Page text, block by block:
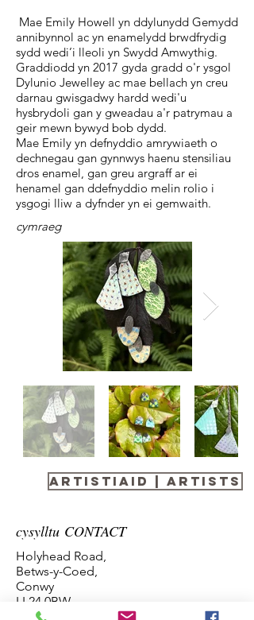
Mae Emily Howell yn ddylunydd Gemydd
annibynnol ac yn enamelydd brwdfrydig
sydd wedi’i lleoli yn Swydd Amwythig.
Graddiodd yn 2017 gyda gradd o'r ysgol
Dylunio Jewelley ac mae bellach yn creu
darnau gwisgadwy hardd wedi'u
hysbrydoli gan y gweadau a'r patrymau a
geir mewn bywyd bob dydd.
Mae Emily yn defnyddio amrywiaeth o
dechnegau gan gynnwys haenu stensiliau
dros enamel, gan greu argraff ar ei
henamel gan ddefnyddio melin rolio i
ysgogi lliw a dyfnder yn ei gemwaith.
cymraeg
Artistiaid | Artists
cysylltu CONTACT
Holyhead Road,
Betws-y-Coed,
Conwy
LL24 0BW
Info@galeribetwsycoed.co.uk